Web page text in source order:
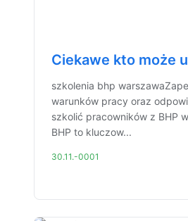
Ciekawe kto może
szkolenia bhp
warunków pracy oraz
szkolić pracowników z BHP
BHP to kluczow...
30.11.-0001